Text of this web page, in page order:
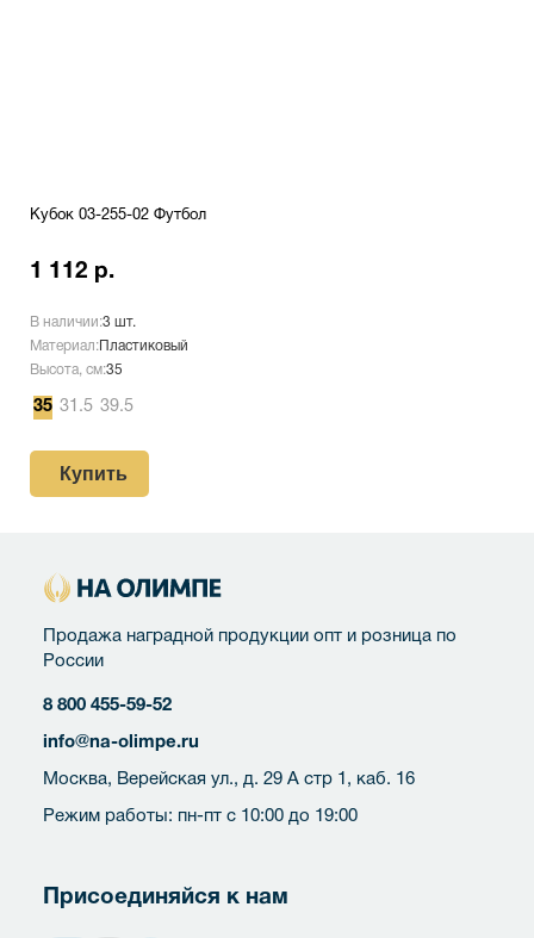
Кубок 03-255-02 Футбол
1 112 р.
В наличии:3 шт.
Материал: Пластиковый
Высота, см:35
35 31.5 39.5
Купить
Продажа наградной продукции опт и розница по
России
8 800 455-59-52
info@na-olimpe.ru
Москва, Верейская ул., д. 29 А стр 1, каб. 16
Режим работы: пн-пт с 10:00 до 19:00
Присоединяйся к нам